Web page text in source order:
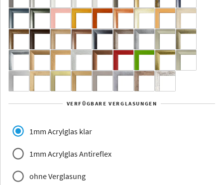
Aluminium
Yukon Alaska
Jersey Dauphine
VERFÜGBARE VERGLASUNGEN
1mm Acrylglas klar
1mm Acrylglas Antireflex
ohne Verglasung